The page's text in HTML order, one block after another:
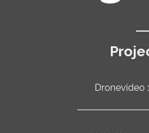
Dronevideo